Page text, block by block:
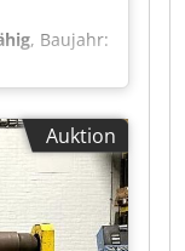
, Baujahr:
,
Auktion